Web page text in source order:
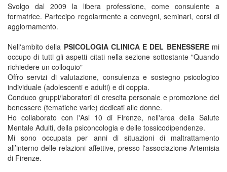
Svolgo dal 2009 la libera professione, come consulente a
formatrice. Partecipo regolarmente a convegni, seminari, corsi di
aggiornamento.
Nell'ambito della PSICOLOGIA CLINICA E DEL BENESSEREmi
occupo di tutti gli aspetti citati nella sezione sottostante "Quando
richiedere un colloquio"
Offro servizi di valutazione, consulenza e sostegno psicologico
individuale (adolescenti e adulti) e di coppia.
Conduco gruppi/laboratori di crescita personale e promozione del
benessere (tematiche varie) dedicati alle donne.
Ho collaborato con l'Asl 10 di Firenze, nell'area della Salute
Mentale Adulti, della psiconcologia e delle tossicodipendenze.
Mi sono occupata per anni di situazioni di maltrattamento
all’interno delle relazioni affettive, presso l'associazione Artemisia
di Firenze.